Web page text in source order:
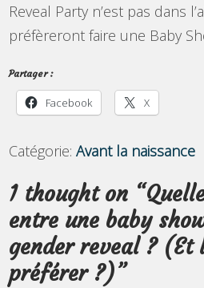
Reveal Party n’est pas dans
préfèreront faire une Baby
Partager :
Facebook X
Catégorie:Avant la naissance
1 thought on “
entre une baby
gender reveal ? (Et
préférer ?)”